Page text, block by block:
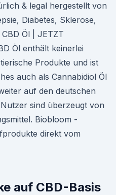
& legal hergestellt von
Diabetes, Sklerose,
Öl | JETZT
Öl enthält keinerlei
Produkte und ist
auch als Cannabidiol Öl
auf den deutschen
sind überzeugt von
Biobloom -
direkt vom
auf CBD-Basis